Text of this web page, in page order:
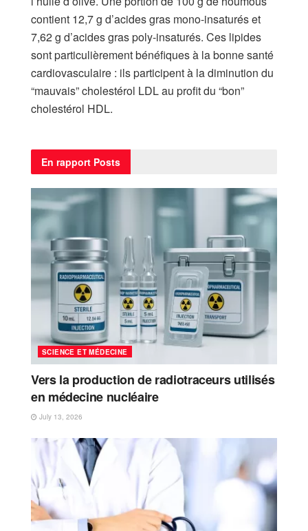
contient 12,7 g d’acides gras mono-insaturés et
7,62 g d’acides gras poly-insaturés. Ces lipides
sont particulièrement bénéfiques à la bonne santé
cardiovasculaire : ils participent à la diminution du
“mauvais” cholestérol LDL au profit du “bon”
cholestérol HDL.
En rapport Posts
SCIENCE ET MÉDECINE
Vers la production de radiotraceurs utilisés
en médecine nucléaire
July 13, 2026